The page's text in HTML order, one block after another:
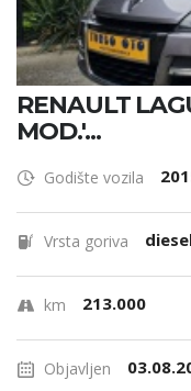
RENAULT
MOD.'...
Godište vozila
Vrsta goriva
km 213.000
Objavljen